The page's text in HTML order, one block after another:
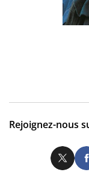
Rejoignez-nous